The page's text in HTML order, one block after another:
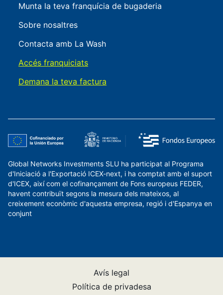
Munta la teva franquícia de bugaderia
Sobre nosaltres
Contacta amb La Wash
Accés franquiciats
Demana la teva factura
Global Networks Investments SLU ha participat al Programa
d'Iniciació a l'Exportació ICEX-next, i ha comptat amb el suport
d'ICEX, així com el cofinançament de Fons europeus FEDER,
havent contribuït segons la mesura dels mateixos, al
creixement econòmic d'aquesta empresa, regió i d'Espanya en
conjunt
Avís legal
Política de privadesa